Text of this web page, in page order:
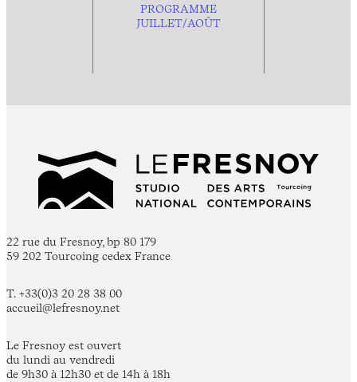
PROGRAMME
JUILLET/AOÛT
22 rue du Fresnoy, bp 80 179
59 202 Tourcoing cedex France
T. +33(0)3 20 28 38 00
accueil@lefresnoy.net
Le Fresnoy est ouvert
du lundi au vendredi
de 9h30 à 12h30 et de 14h à 18h